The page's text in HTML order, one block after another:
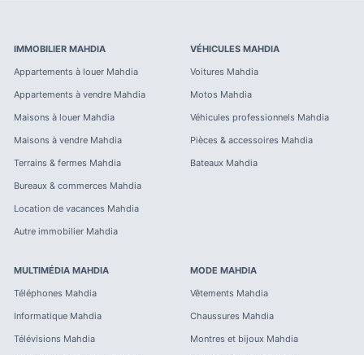
IMMOBILIER MAHDIA
Appartements à louer Mahdia
Appartements à vendre Mahdia
Maisons à louer Mahdia
Maisons à vendre Mahdia
Terrains & fermes Mahdia
Bureaux & commerces Mahdia
Location de vacances Mahdia
Autre immobilier Mahdia
VÉHICULES MAHDIA
Voitures Mahdia
Motos Mahdia
Véhicules professionnels Mahdia
Pièces & accessoires Mahdia
Bateaux Mahdia
MULTIMÉDIA MAHDIA
Téléphones Mahdia
Informatique Mahdia
Télévisions Mahdia
MODE MAHDIA
Vêtements Mahdia
Chaussures Mahdia
Montres et bijoux Mahdia